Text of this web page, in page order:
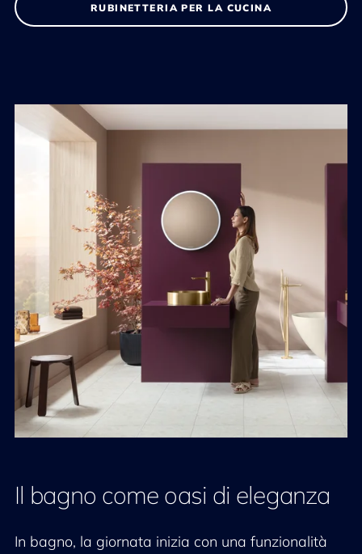
RUBINETTERIA PER LA CUCINA
Il bagno come oasi di eleganza
In bagno, la giornata inizia con una funzionalità